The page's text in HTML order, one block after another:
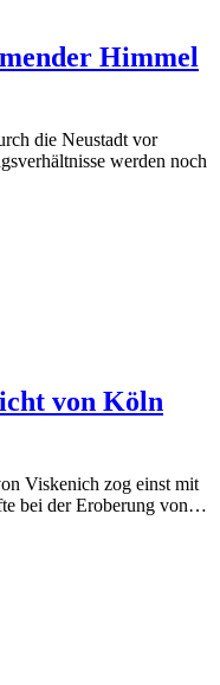
Himmel
die Neustadt vor
werden noch
von Köln
Viskenich zog einst mit
bei der Eroberung von…